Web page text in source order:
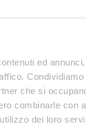
ed
che si
combinarle con
dei loro